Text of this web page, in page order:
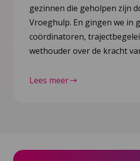
gezinnen die geholpen zijn
Vroeghulp. En gingen we in
coördinatoren,
wethouder over de kracht
Lees meer